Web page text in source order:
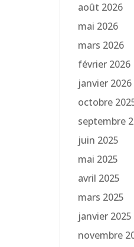
août 2026
mai 2026
mars 2026
février 2026
janvier 2026
octobre
septembre
juin 2025
mai 2025
avril 2025
mars 2025
janvier 2025
novembre